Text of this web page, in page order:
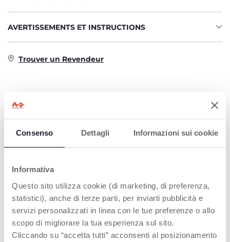
Consenso Dettagli Informazioni sui cookie
Informativa
Questo sito utilizza cookie (di marketing, di preferenza,
statistici), anche di terze parti, per inviarti pubblicità e
servizi personalizzati in linea con le tue preferenze o allo
scopo di migliorare la tua esperienza sul sito.
Cliccando su “accetta tutti” acconsenti al posizionamento
AVERTISSEMENTS ET INSTRUCTIONS
Trouver un Revendeur
INTÉRESSER